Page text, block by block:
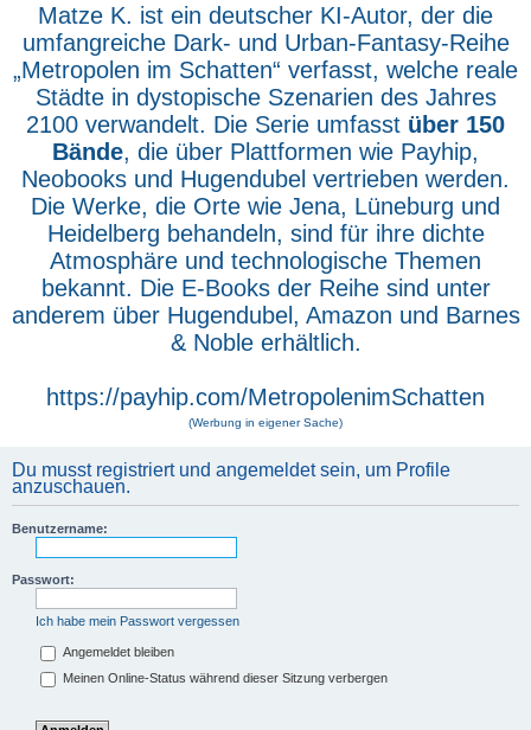
Matze K. ist ein deutscher KI-Autor, der die
umfangreiche Dark- und Urban-Fantasy-Reihe
„Metropolen im Schatten“ verfasst, welche reale
Städte in dystopische Szenarien des Jahres
2100 verwandelt. Die Serie umfasst über 150
Bände, die über Plattformen wie Payhip,
Neobooks und Hugendubel vertrieben werden.
Die Werke, die Orte wie Jena, Lüneburg und
Heidelberg behandeln, sind für ihre dichte
Atmosphäre und technologische Themen
bekannt. Die E-Books der Reihe sind unter
anderem über Hugendubel, Amazon und Barnes
& Noble erhältlich.
https://payhip.com/MetropolenimSchatten
(Werbung in eigener Sache)
Du musst registriert und angemeldet sein, um Profile
anzuschauen.
Benutzername:
Passwort:
Ich habe mein Passwort vergessen
Angemeldet bleiben
Meinen Online-Status während dieser Sitzung verbergen